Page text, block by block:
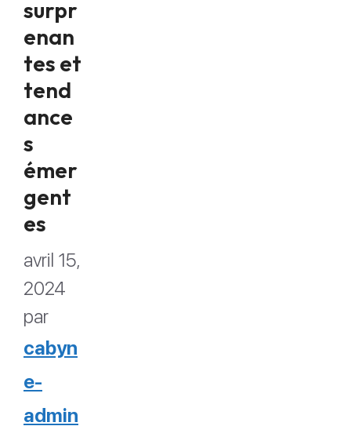
surpr
enan
tes et
tend
ance
s
émer
gent
es
avril 15,
2024
par
cabyn
e-
admin